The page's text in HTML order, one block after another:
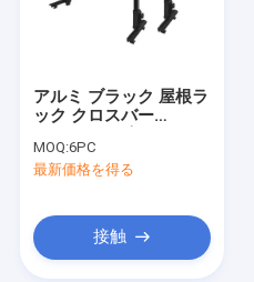
企業情報
お問い合わせ
見積依頼
アルミ ブラック 屋根ラ
ック クロスバー
プのためのアクセサリ
ー
MOQ:6PC
最新価格を得る
接触